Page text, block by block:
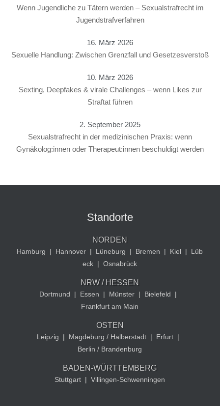
Wenn Jugendliche zu Tätern werden – Sexualstrafrecht im
Jugendstrafverfahren
16. März 2026
Sexuelle Handlung: Zwischen Grenzfall und Gesetzesverstoß
10. März 2026
Sexting, Deepfakes & virale Challenges – wenn Likes zur
Straftat führen
2. September 2025
Sexualstrafrecht in der medizinischen Praxis: wenn
Gynäkolog:innen oder Therapeut:innen beschuldigt werden
Standorte
NORDEN
Hamburg | Hannover | Lüneburg | Bremen | Kiel |
Lüb
eck | Osnabrück
NRW / HESSEN
Dortmund | Essen | Münster | Bielefeld
|
Frankfurt am Main
OSTEN
Leipzig | Magdeburg / Halberstadt | Erfurt |
Berlin / Brandenburg
BADEN-WÜRTTEMBERG
Stuttgart | Villingen-Schwenningen